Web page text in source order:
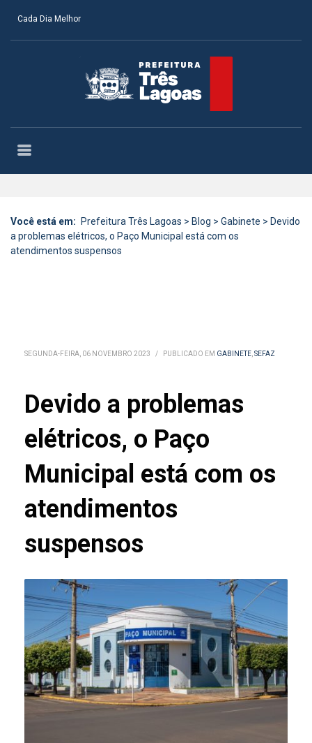
Cada Dia Melhor
Você está em: Prefeitura Três Lagoas > Blog > Gabinete > Devido
a problemas elétricos, o Paço Municipal está com os
atendimentos suspensos
SEGUNDA-FEIRA, 06 NOVEMBRO 2023 / PUBLICADO EM GABINETE,SEFAZ
Devido a problemas
elétricos, o Paço
Municipal está com os
atendimentos
suspensos